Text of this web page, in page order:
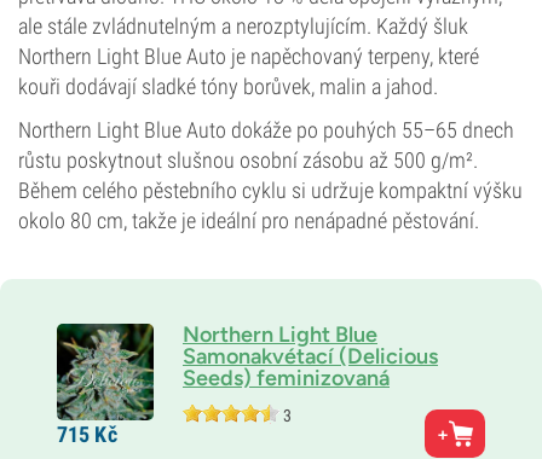
ale stále zvládnutelným a nerozptylujícím. Každý šluk
Northern Light Blue Auto je napěchovaný terpeny, které
kouři dodávají sladké tóny borůvek, malin a jahod.
Northern Light Blue Auto dokáže po pouhých 55–65 dnech
růstu poskytnout slušnou osobní zásobu až 500 g/m².
Během celého pěstebního cyklu si udržuje kompaktní výšku
okolo 80 cm, takže je ideální pro nenápadné pěstování.
Northern Light Blue
Samonakvétací (Delicious
Seeds) feminizovaná
3
Rodiče
Northern Light Blue Auto x Blueberry Auto
715 Kč